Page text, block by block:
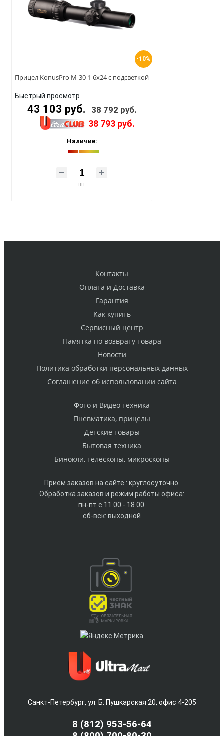
-10%
Прицел KonusPro M-30 1-6x24 с подсветкой
Быстрый просмотр
43 103 руб. 38 792 руб.
38 793 руб.
Наличие:
шт
Контакты
Оплата и Доставка
Гарантия
Как купить
Cервисный центр
Памятка по возврату товара
Новости
Политика обработки персональных данных
Cоглашение об использовании сайта
Фото и Видео техника
Пневматика, прицелы
Детские товары
Бытовая техника
Бинокли, телескопы, микроскопы
Прием заказов на сайте : круглосуточно.
Обработка заказов и режим работы офиса:
пн-пт с 11.00 - 18.00.
сб-вск: выходной
Санкт-Петербург, ул. Б. Пушкарская 20, офис 4-205
8 (812) 953-56-64